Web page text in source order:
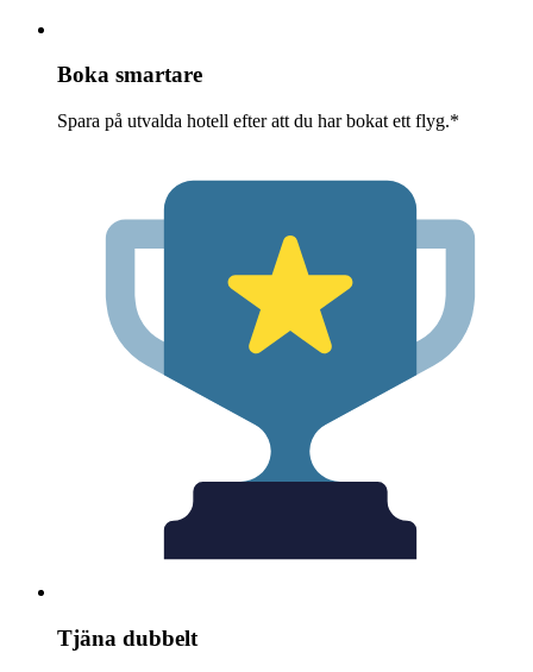
Boka smartare
Spara på utvalda hotell efter att du har bokat ett flyg.*
Tjäna dubbelt